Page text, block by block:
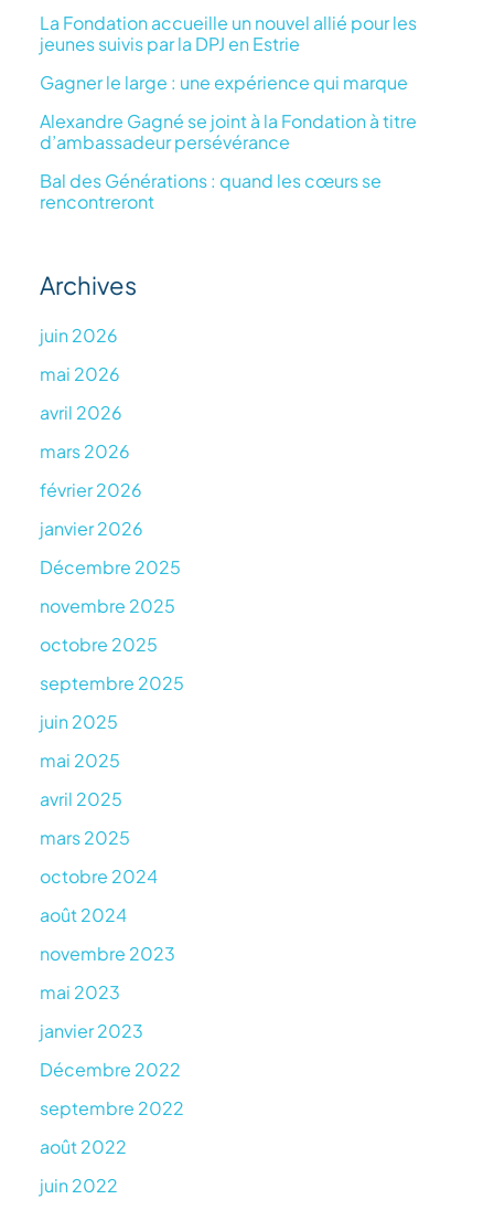
La Fondation accueille un nouvel allié pour les
jeunes suivis par la DPJ en Estrie
Gagner le large : une expérience qui marque
Alexandre Gagné se joint à la Fondation à titre
d’ambassadeur persévérance
Bal des Générations : quand les cœurs se
rencontreront
Archives
juin 2026
mai 2026
avril 2026
mars 2026
février 2026
janvier 2026
Décembre 2025
novembre 2025
octobre 2025
septembre 2025
juin 2025
mai 2025
avril 2025
mars 2025
octobre 2024
août 2024
novembre 2023
mai 2023
janvier 2023
Décembre 2022
septembre 2022
août 2022
juin 2022